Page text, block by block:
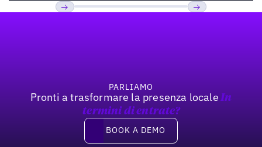
PARLIAMO
Pronti a trasformare la presenza locale In
termini di entrate?
Book a demo
BOOK A DEMO